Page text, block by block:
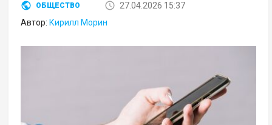
ОБЩЕСТВО
27.04.2026 15:37
Автор: Кирилл Морин